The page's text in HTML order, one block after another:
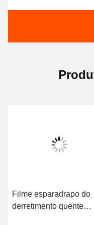
Filme esparadrapo do
derretimento quente